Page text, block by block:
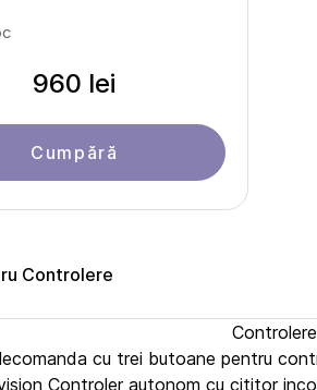
960 lei
Cumpără
Controlere
Controlere
cu trei butoane pentru
Controler autonom cu cititor